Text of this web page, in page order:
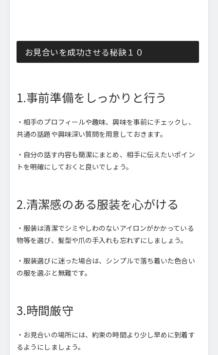
お見合いを成功させる秘訣１０
1.事前準備をしっかりと行う
・相手のプロフィールや趣味、興味を事前にチェックし、
共通の話題や興味深い質問を用意しておきます。
・自分の話す内容も簡潔にまとめ、相手に伝えたいポイン
トを明確にしておくと良いでしょう。
2.清潔感のある服装を心がける
・服装は清潔でシミやしわのないアイロンがかかっている
物等を選び、髪型や爪の手入れも忘れずにしましょう。
・服装選びに迷った場合は、シンプルで落ち着いた色合い
の服を選ぶと無難です。
3.時間厳守
・お見合いの場所には、約束の時間より少し早めに到着す
るようにしましょう。